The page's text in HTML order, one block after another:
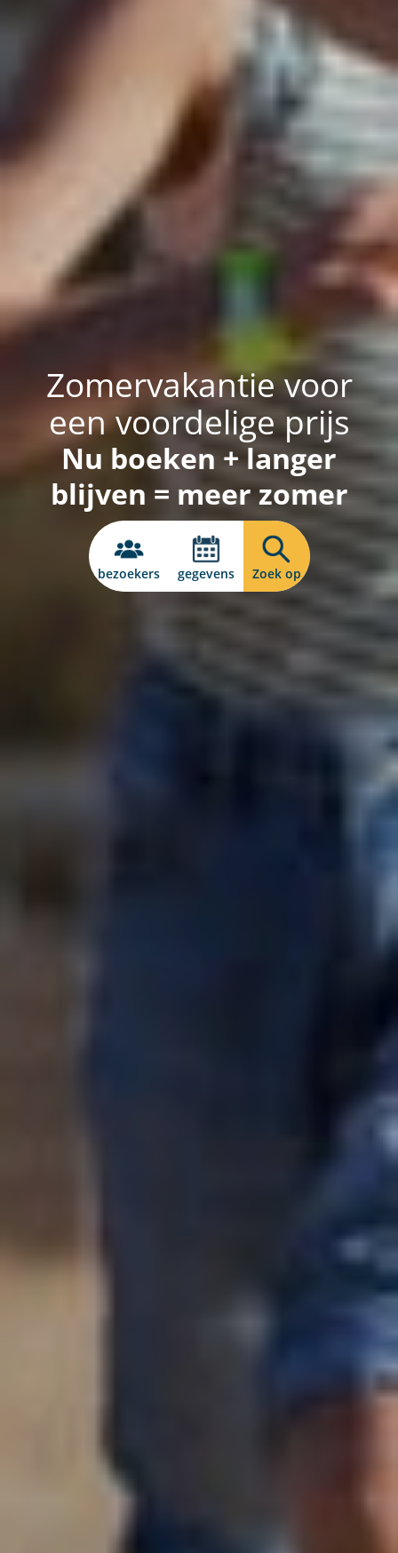
Zomervakantie voor
een voordelige prijs
Nu boeken + langer
blijven = meer zomer
bezoekers gegevens Zoek op